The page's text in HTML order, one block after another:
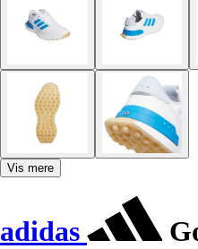
Vis mere
adidas